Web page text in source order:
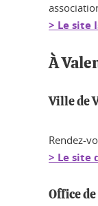
> Le site
À
Ville de
Rendez-
> Le site
Office